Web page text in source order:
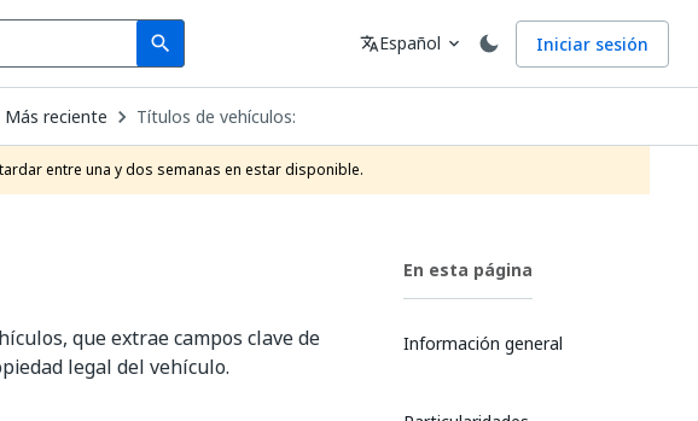
search
Search Idioma
translateEspañol expand_more Iniciar sesión
Más reciente Títulos de vehículos:
entre una y dos semanas en estar disponible.
que extrae campos clave de
legal del vehículo.
En esta página
Información general